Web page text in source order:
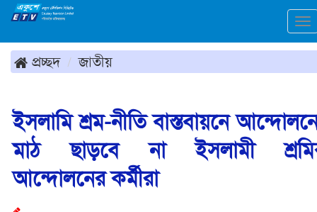
প্রচ্ছদ জাতীয়
ইসলামি শ্রম-নীতি বাস্তবায়নে
মাঠ ছাড়বে না ইসলামী
আন্দোলনের কর্মীরা